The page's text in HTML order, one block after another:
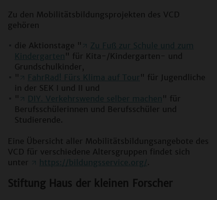
Zu den Mobilitätsbildungsprojekten des VCD
gehören
die Aktionstage "
Zu Fuß zur Schule und zum
Kindergarten " für Kita-/Kindergarten- und
Grundschulkinder,
"
FahrRad! Fürs Klima auf Tour " für Jugendliche
in der SEK I und II und
"
DIY. Verkehrswende selber machen " für
Berufsschülerinnen und Berufsschüler und
Studierende.
Eine Übersicht aller Mobilitätsbildungsangebote des
VCD für verschiedene Altersgruppen findet sich
unter
https://bildungsservice.org/.
Stiftung Haus der kleinen Forscher